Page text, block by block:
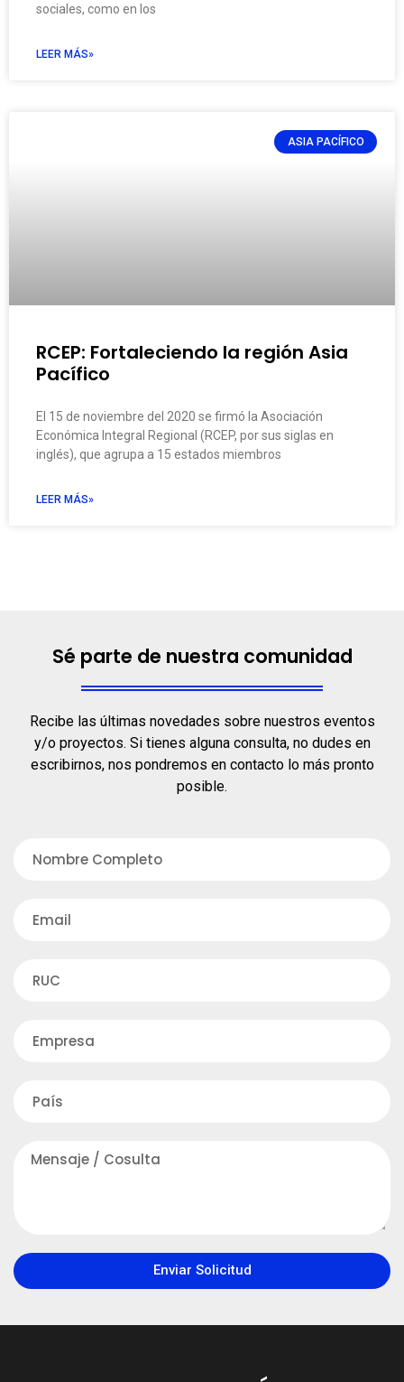
sociales, como en los
LEER MÁS»
ASIA PACÍFICO
RCEP: Fortaleciendo la región Asia
Pacífico
El 15 de noviembre del 2020 se firmó la Asociación
Económica Integral Regional (RCEP, por sus siglas en
inglés), que agrupa a 15 estados miembros
LEER MÁS»
Sé parte de nuestra comunidad
Recibe las últimas novedades sobre nuestros eventos
y/o proyectos. Si tienes alguna consulta, no dudes en
escribirnos, nos pondremos en contacto lo más pronto
posible.
Enviar Solicitud